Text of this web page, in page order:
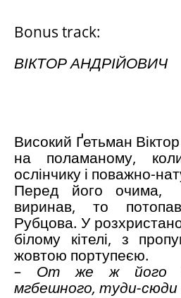
Bonus track:
ВІКТОР АНДРІЙОВИЧ
Високий Ґетьман
на поламаному,
ослінчику і поважно-
Перед його очима,
виринав, то
Рубцова. У
білому кітелі, з
жовтою портупеєю.
– От же ж його
мгбешного, туди-сюди